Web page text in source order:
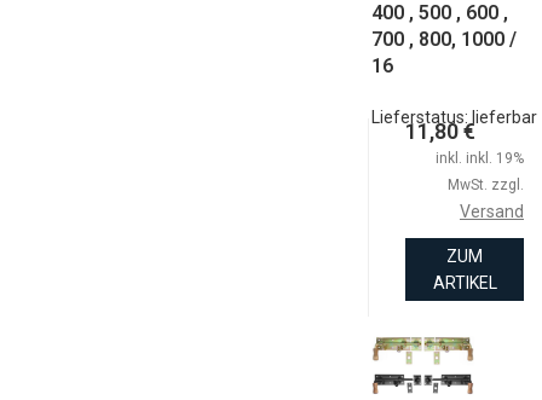
400 , 500 , 600 ,
700 , 800, 1000 /
16
Lieferstatus: lieferbar
11,80 €
inkl. inkl. 19%
MwSt. zzgl.
Versand
ZUM
ARTIKEL